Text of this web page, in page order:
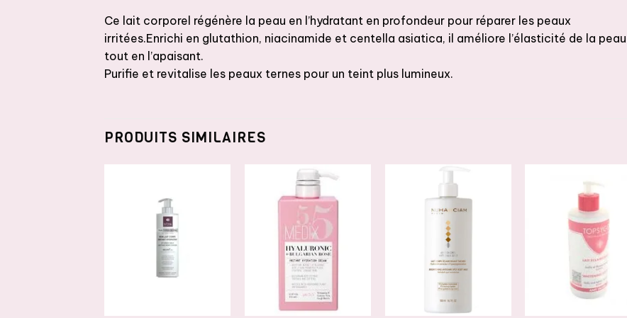
Ce lait corporel régénère la peau en l’hydratant en profondeur pour réparer les peaux
irritées.Enrichi en glutathion, niacinamide et centella asiatica, il améliore l’élasticité de la peau
tout en l’apaisant.
Purifie et revitalise les peaux ternes pour un teint plus lumineux.
PRODUITS SIMILAIRES
AJOUTER
LISTE DE
SOUHAITS
AJOUTER
À LA
LISTE DE
SOUHAITS
AJOUTER
LISTE DE
SOUHAITS
AJOUTER
À LA
LISTE DE
SOUHAITS